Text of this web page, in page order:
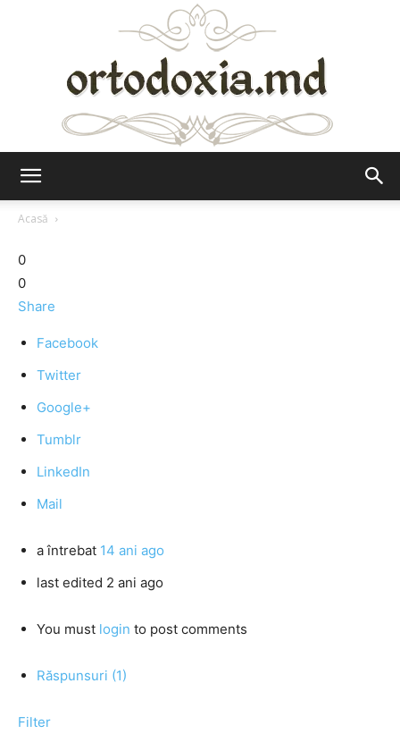
Acasă
0
0
Share
Facebook
Twitter
Google+
Tumblr
LinkedIn
Mail
a întrebat 14 ani ago
last edited 2 ani ago
You must login to post comments
Răspunsuri (1)
Filter